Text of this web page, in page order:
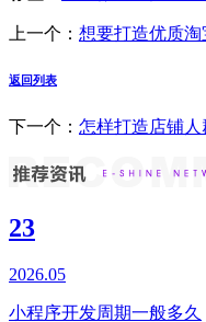
上一个： 想要打造优质
返回列表
下一个： 怎样打造店铺人
23
2026.05
小程序开发周期一般多久